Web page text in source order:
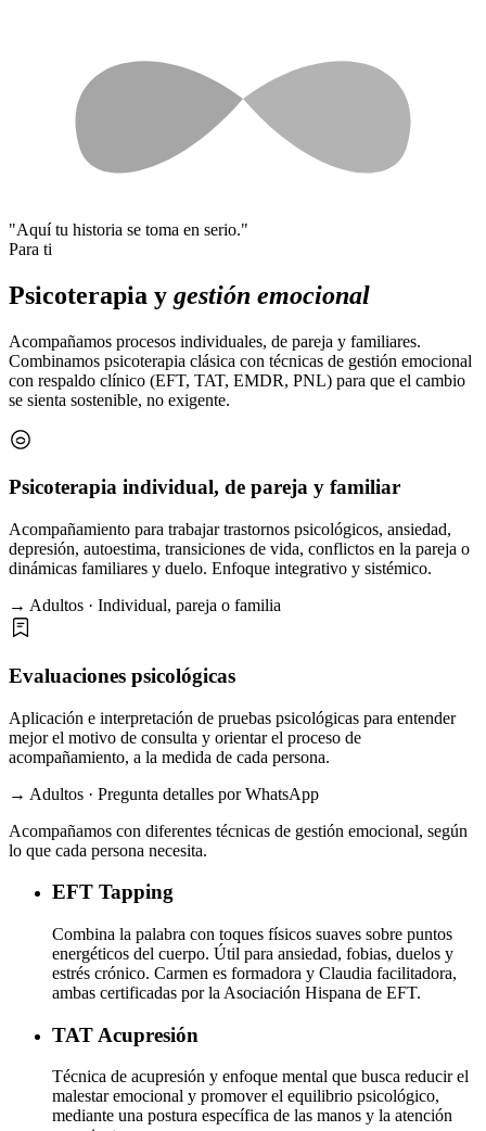
"Aquí tu historia se toma en serio."
Para ti
Psicoterapia y gestión emocional
Acompañamos procesos individuales, de pareja y familiares.
Combinamos psicoterapia clásica con técnicas de gestión emocional
con respaldo clínico (EFT, TAT, EMDR, PNL) para que el cambio
se sienta sostenible, no exigente.
Psicoterapia individual, de pareja y familiar
Acompañamiento para trabajar trastornos psicológicos, ansiedad,
depresión, autoestima, transiciones de vida, conflictos en la pareja o
dinámicas familiares y duelo. Enfoque integrativo y sistémico.
→ Adultos · Individual, pareja o familia
Evaluaciones psicológicas
Aplicación e interpretación de pruebas psicológicas para entender
mejor el motivo de consulta y orientar el proceso de
acompañamiento, a la medida de cada persona.
→ Adultos · Pregunta detalles por WhatsApp
Acompañamos con diferentes técnicas de gestión emocional, según
lo que cada persona necesita.
EFT Tapping
Combina la palabra con toques físicos suaves sobre puntos
energéticos del cuerpo. Útil para ansiedad, fobias, duelos y
estrés crónico. Carmen es formadora y Claudia facilitadora,
ambas certificadas por la Asociación Hispana de EFT.
TAT Acupresión
Técnica de acupresión y enfoque mental que busca reducir el
malestar emocional y promover el equilibrio psicológico,
mediante una postura específica de las manos y la atención